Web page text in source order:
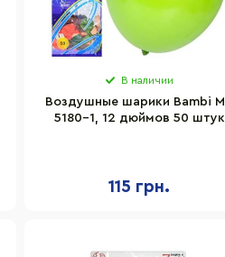
В наличии
Воздушные шарики Bambi
5180-1, 12 дюймов 50 штук
115 грн.